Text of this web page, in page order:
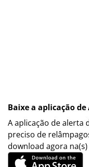
Baixe a aplicação
A aplicação de alerta
preciso de
download agora